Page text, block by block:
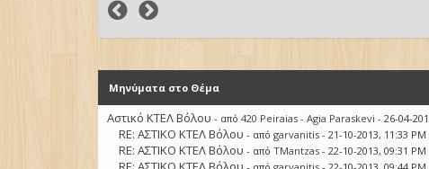
Μηνύματα στο Θέμα
Αστικό ΚΤΕΛ Βόλου - από420 Peiraias - Agia Paraskevi - 26-04-
RE: ΑΣΤΙΚΟ ΚΤΕΛ Βόλου - απόgarvanitis - 21-10-2013, 11:33 PM
RE: ΑΣΤΙΚΟ ΚΤΕΛ Βόλου - απόTMantzas - 22-10-2013, 09:31 PM